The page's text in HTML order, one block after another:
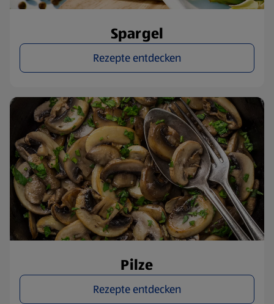
Spargel
Rezepte entdecken
Pilze
Rezepte entdecken